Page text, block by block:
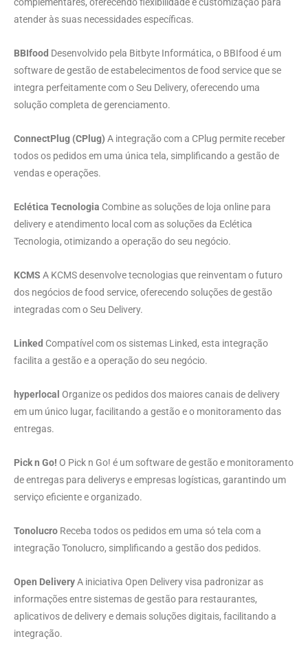
complementares, oferecendo flexibilidade e customização para
atender às suas necessidades específicas.
BBIfood Desenvolvido pela Bitbyte Informática, o BBIfood é um
software de gestão de estabelecimentos de food service que se
integra perfeitamente com o Seu Delivery, oferecendo uma
solução completa de gerenciamento.
ConnectPlug (CPlug) A integração com a CPlug permite receber
todos os pedidos em uma única tela, simplificando a gestão de
vendas e operações.
Eclética Tecnologia Combine as soluções de loja online para
delivery e atendimento local com as soluções da Eclética
Tecnologia, otimizando a operação do seu negócio.
KCMS A KCMS desenvolve tecnologias que reinventam o futuro
dos negócios de food service, oferecendo soluções de gestão
integradas com o Seu Delivery.
Linked Compatível com os sistemas Linked, esta integração
facilita a gestão e a operação do seu negócio.
hyperlocal Organize os pedidos dos maiores canais de delivery
em um único lugar, facilitando a gestão e o monitoramento das
entregas.
Pick n Go! O Pick n Go! é um software de gestão e monitoramento
de entregas para deliverys e empresas logísticas, garantindo um
serviço eficiente e organizado.
Tonolucro Receba todos os pedidos em uma só tela com a
integração Tonolucro, simplificando a gestão dos pedidos.
Open DeliveryA iniciativa Open Delivery visa padronizar as
informações entre sistemas de gestão para restaurantes,
aplicativos de delivery e demais soluções digitais, facilitando a
integração.